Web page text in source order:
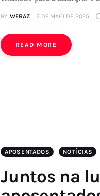
BY WEBAZ 7 DE MAIO DE 2025
READ MORE
APOSENTADOS NOTÍCIAS
Juntos na